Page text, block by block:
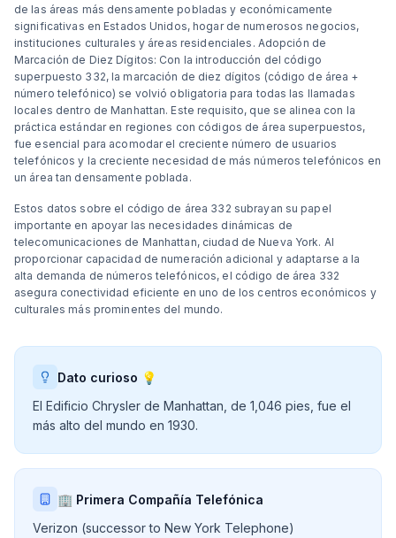
de las áreas más densamente pobladas y económicamente
significativas en Estados Unidos, hogar de numerosos negocios,
instituciones culturales y áreas residenciales. Adopción de
Marcación de Diez Dígitos: Con la introducción del código
superpuesto 332, la marcación de diez dígitos (código de área +
número telefónico) se volvió obligatoria para todas las llamadas
locales dentro de Manhattan. Este requisito, que se alinea con la
práctica estándar en regiones con códigos de área superpuestos,
fue esencial para acomodar el creciente número de usuarios
telefónicos y la creciente necesidad de más números telefónicos en
un área tan densamente poblada.
Estos datos sobre el código de área 332 subrayan su papel
importante en apoyar las necesidades dinámicas de
telecomunicaciones de Manhattan, ciudad de Nueva York. Al
proporcionar capacidad de numeración adicional y adaptarse a la
alta demanda de números telefónicos, el código de área 332
asegura conectividad eficiente en uno de los centros económicos y
culturales más prominentes del mundo.
Dato curioso 💡
El Edificio Chrysler de Manhattan, de 1,046 pies, fue el
más alto del mundo en 1930.
🏢 Primera Compañía Telefónica
Verizon (successor to New York Telephone)